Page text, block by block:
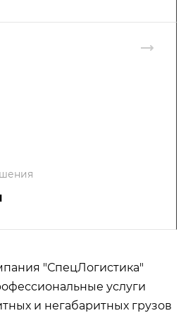
"СпецЛогистика"
услуги
и негабаритных грузов